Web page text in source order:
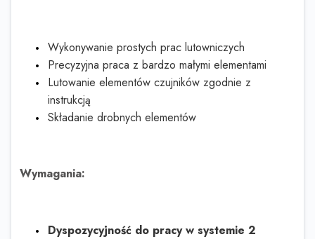
Wykonywanie prostych prac lutowniczych
Precyzyjna praca z bardzo małymi elementami
Lutowanie elementów czujników zgodnie z
instrukcją
Składanie drobnych elementów
Wymagania:
Dyspozycyjność do pracy w systemie 2